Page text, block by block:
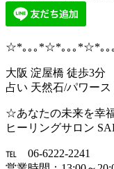
☆*｡｡｡*☆*｡｡｡*☆*｡
大阪 淀屋橋 徒歩3分
占い 天然石/パワー
☆あなたの未来を幸
ヒーリングサロン
℡ 06-6222-2241